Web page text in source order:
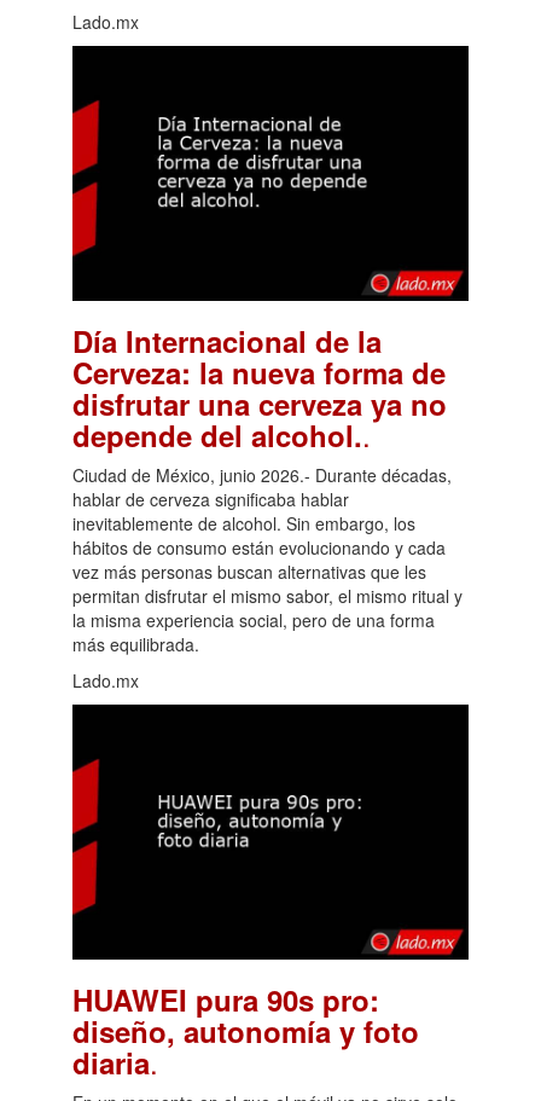
Lado.mx
Día Internacional de la
Cerveza: la nueva forma de
disfrutar una cerveza ya no
depende del alcohol..
Ciudad de México, junio 2026.- Durante décadas,
hablar de cerveza significaba hablar
inevitablemente de alcohol. Sin embargo, los
hábitos de consumo están evolucionando y cada
vez más personas buscan alternativas que les
permitan disfrutar el mismo sabor, el mismo ritual y
la misma experiencia social, pero de una forma
más equilibrada.
Lado.mx
HUAWEI pura 90s pro:
diseño, autonomía y foto
diaria.